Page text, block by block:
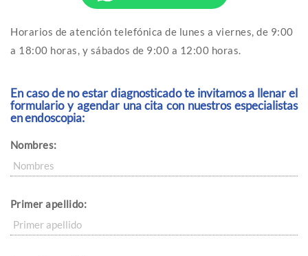
Horarios de atención telefónica de lunes a viernes, de 9:00
a 18:00 horas, y sábados de 9:00 a 12:00 horas.
En caso de no estar diagnosticado te invitamos a llenar el
formulario y agendar una cita con nuestros especialistas
en endoscopia:
Nombres:
Primer apellido: